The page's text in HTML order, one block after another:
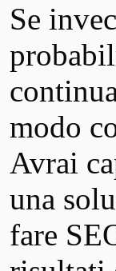
Se
modo
Avrai
una
fare